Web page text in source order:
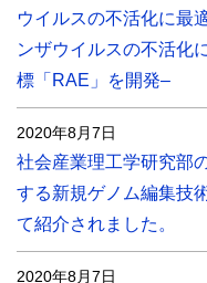
ウイルスの不活化に最
ンザウイルスの不活化
標「RAE」を開発–
2020年8月7日
社会産業理工学研究部
する新規ゲノム編集技
て紹介されました。
2020年8月7日